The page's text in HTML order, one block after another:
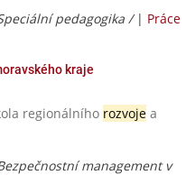
pedagogika / | Práce
kraje
regionálního rozvoje a
management v